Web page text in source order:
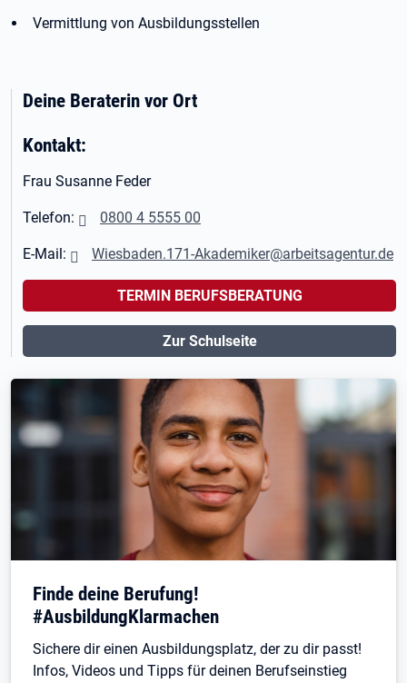
Vermittlung von Ausbildungsstellen
Deine Beraterin vor Ort
Kontakt:
Frau Susanne Feder
Telefon: 0800 4 5555 00
E-Mail: Wiesbaden.171-Akademiker@arbeitsagentur.de
TERMIN BERUFSBERATUNG
Zur Schulseite
Finde deine Berufung!
#AusbildungKlarmachen
Sichere dir einen Ausbildungsplatz, der zu dir passt!
Infos, Videos und Tipps für deinen Berufseinstieg